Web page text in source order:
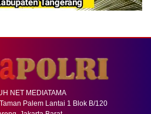
NET MEDIATAMA
Palem Lantai 1 Blok B/120